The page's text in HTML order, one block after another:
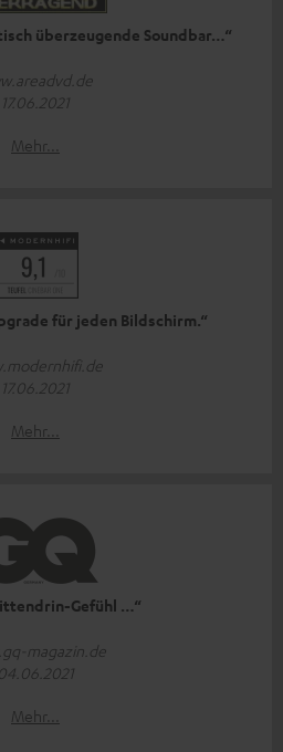
überzeugende Soundbar…“
17.06.2021
Mehr...
für jeden Bildschirm.“
17.06.2021
Mehr...
Gefühl …“
magazin.de
04.06.2021
Mehr...